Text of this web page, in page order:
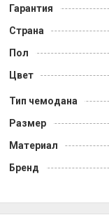
Гарантия
Страна
Пол
Цвет
Тип чемодана
Размер
Материал
Бренд